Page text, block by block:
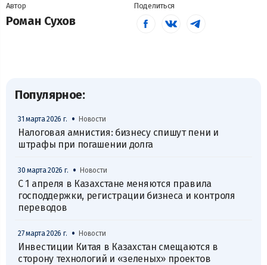
Автор
Роман Сухов
Поделиться
Популярное:
31 марта 2026 г. • Новости
Налоговая амнистия: бизнесу спишут пени и
штрафы при погашении долга
30 марта 2026 г. • Новости
С 1 апреля в Казахстане меняются правила
господдержки, регистрации бизнеса и контроля
переводов
27 марта 2026 г. • Новости
Инвестиции Китая в Казахстан смещаются в
сторону технологий и «зеленых» проектов